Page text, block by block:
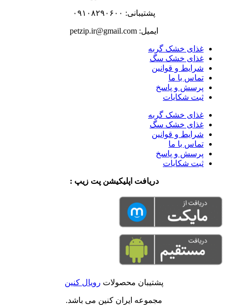
پشتیبانی: ۰۹۱۰۸۲۹۰۶۰۰
ایمیل: petzip.ir@gmail.com
غذای خشک گربه
غذای خشک سگ
شرایط و قوانین
تماس با ما
پرسش و پاسخ
ثبت شکایات
غذای خشک گربه
غذای خشک سگ
شرایط و قوانین
تماس با ما
پرسش و پاسخ
ثبت شکایات
دریافت اپلیکیشن پت زیپ :
پشتیبان محصولات رویال کنین
مجموعه ایران کنین می باشد.